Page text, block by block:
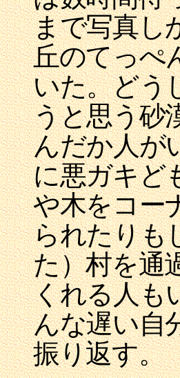
まで写真し
丘のてっぺ
いた。どう
うと思う砂
んだか人が
に悪ガキど
や木をコー
られたりも
た）村を通
くれる人も
んな遅い自
振り返す。